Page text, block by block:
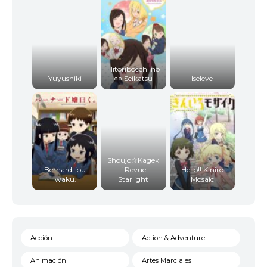
Yuyushiki
Hitoribocchi no
○○ Seikatsu
Iseleve
Bernard-jou
Iwaku.
Shoujo☆Kagek
i Revue
Starlight
Hello!! Kiniro
Mosaic
Acción Action & Adventure
Animación Artes Marciales